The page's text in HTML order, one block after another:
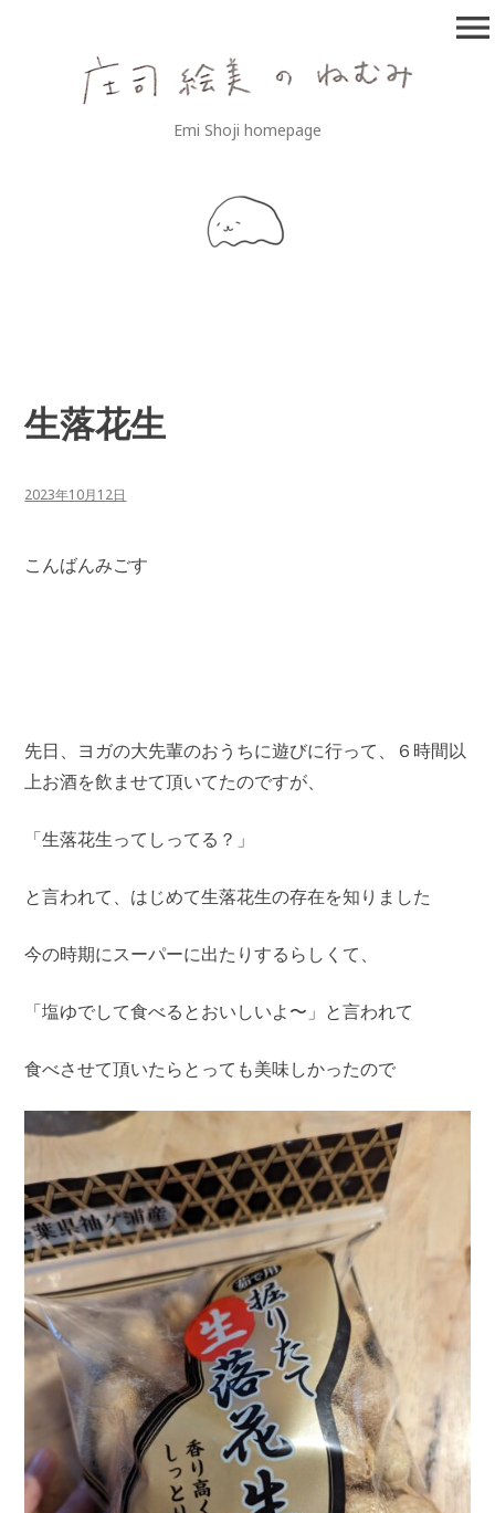
庄司絵美のねむみ
Emi Shoji homepage
menu
生落花生
2023年10月12日
こんばんみごす
先日、ヨガの大先輩のおうちに遊びに行って、６時間以
上お酒を飲ませて頂いてたのですが、
「生落花生ってしってる？」
と言われて、はじめて生落花生の存在を知りました
今の時期にスーパーに出たりするらしくて、
「塩ゆでして食べるとおいしいよ〜」と言われて
食べさせて頂いたらとっても美味しかったので